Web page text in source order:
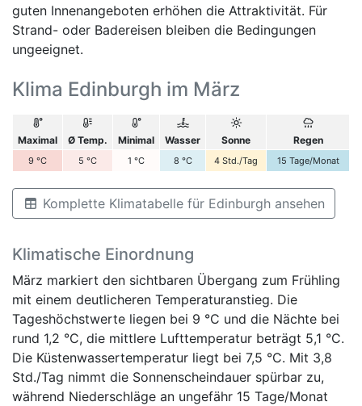
guten Innenangeboten erhöhen die Attraktivität. Für
Strand- oder Badereisen bleiben die Bedingungen
ungeeignet.
Klima Edinburgh im März
Maximal Ø Temp. Minimal Wasser Sonne Regen
9 °C 5 °C 1 °C 8 °C 4 Std./Tag 15 Tage/Monat
Komplette Klimatabelle für Edinburgh ansehen
Klimatische Einordnung
März markiert den sichtbaren Übergang zum Frühling
mit einem deutlicheren Temperaturanstieg. Die
Tageshöchstwerte liegen bei 9 °C und die Nächte bei
rund 1,2 °C, die mittlere Lufttemperatur beträgt 5,1 °C.
Die Küstenwassertemperatur liegt bei 7,5 °C. Mit 3,8
Std./Tag nimmt die Sonnenscheindauer spürbar zu,
während Niederschläge an ungefähr 15 Tage/Monat